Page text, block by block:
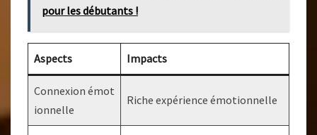
pour les débutants !
Aspects Impacts
Connexion émot
ionnelle
Riche expérience émotionnelle